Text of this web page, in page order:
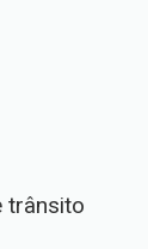
trânsito